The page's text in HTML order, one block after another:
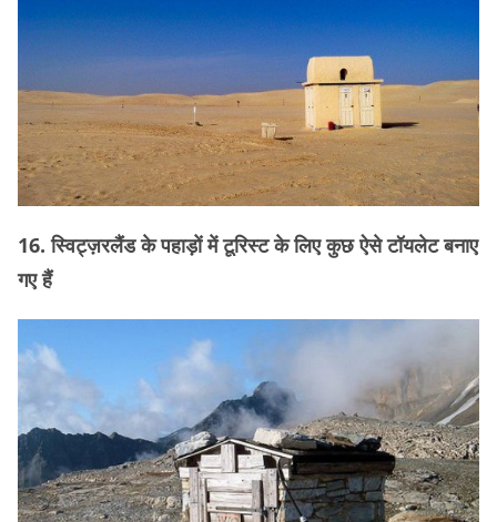
16. स्विट्ज़रलैंड के पहाड़ों में टूरिस्ट के लिए कुछ ऐसे टॉयलेट बनाए
गए हैं